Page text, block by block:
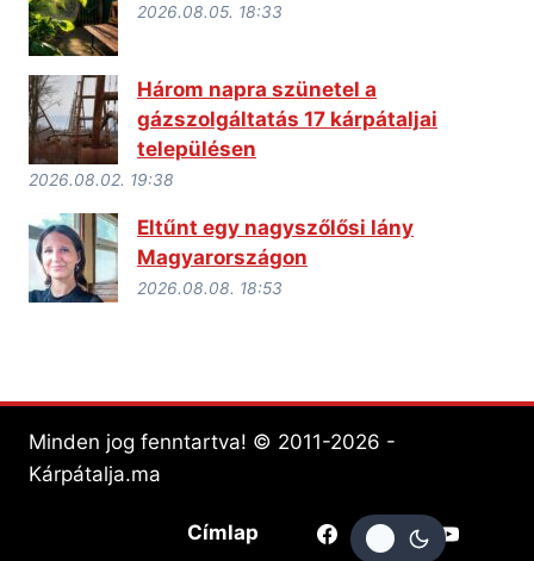
2026.08.05. 18:33
Három napra szünetel a
gázszolgáltatás 17 kárpátaljai
településen
2026.08.02. 19:38
Eltűnt egy nagyszőlősi lány
Magyarországon
2026.08.08. 18:53
Minden jog fenntartva! © 2011-2026 -
Kárpátalja.ma
Címlap